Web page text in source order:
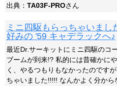
出典： TA03F-PROさん
ミニ四駆もらっちゃいまし
好みの '59 キャデラックへ♪
最近Dr.サーキットにミニ四駆のコ
ブームが到来!? 私的には昔確かに
く、やるつもりもなかったのです
ちゃいました!!!!! なんかよく分か